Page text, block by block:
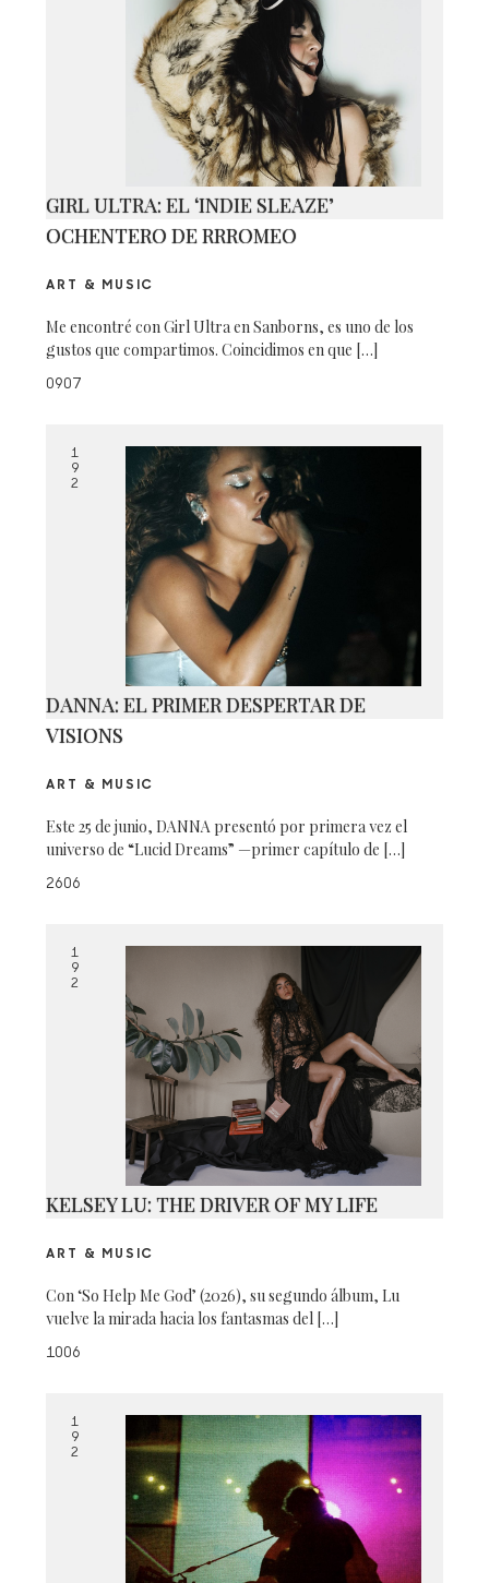
GIRL ULTRA: EL ‘INDIE SLEAZE’
OCHENTERO DE RRROMEO
ART & MUSIC
Me encontré con Girl Ultra en Sanborns, es uno de los
gustos que compartimos. Coincidimos en que […]
0907
1
9
2
DANNA: EL PRIMER DESPERTAR DE
VISIONS
ART & MUSIC
Este 25 de junio, DANNA presentó por primera vez el
universo de “Lucid Dreams” —primer capítulo de […]
2606
1
9
2
KELSEY LU: THE DRIVER OF MY LIFE
ART & MUSIC
Con ‘So Help Me God’ (2026), su segundo álbum, Lu
vuelve la mirada hacia los fantasmas del […]
1006
1
9
2